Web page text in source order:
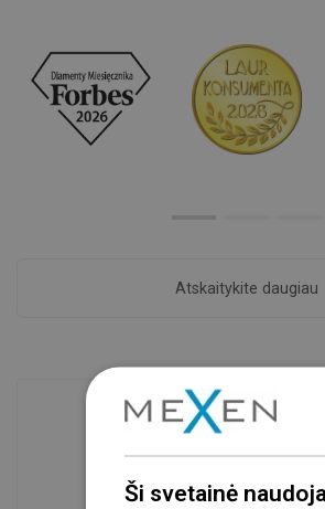
Atskaitykite daugiau
Prekių
Mūsų produktai jūsų laukia
Ši svetainė